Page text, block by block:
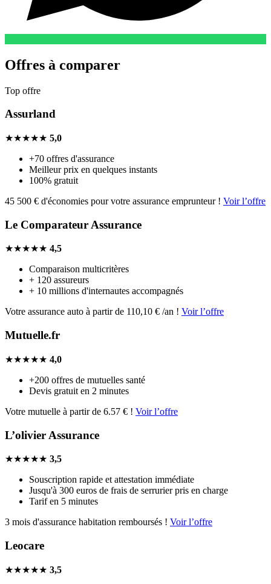
Offres à comparer
Top offre
Assurland
★★★★★ 5,0
+70 offres d'assurance
Meilleur prix en quelques instants
100% gratuit
45 500 € d'économies pour votre assurance emprunteur ! Voir l’offre
Le Comparateur Assurance
★★★★★ 4,5
Comparaison multicritères
+ 120 assureurs
+ 10 millions d'internautes accompagnés
Votre assurance auto à partir de 110,10 € /an ! Voir l’offre
Mutuelle.fr
★★★★★ 4,0
+200 offres de mutuelles santé
Devis gratuit en 2 minutes
Votre mutuelle à partir de 6.57 € ! Voir l’offre
L’olivier Assurance
★★★★★ 3,5
Souscription rapide et attestation immédiate
Jusqu'à 300 euros de frais de serrurier pris en charge
Tarif en 5 minutes
3 mois d'assurance habitation remboursés ! Voir l’offre
Leocare
★★★★★ 3,5